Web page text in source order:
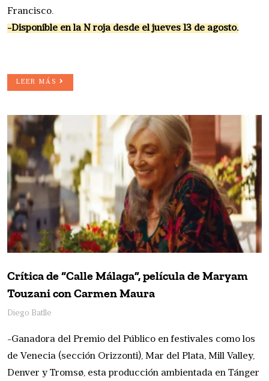
Francisco.
-Disponible en la N roja desde el jueves 13 de agosto.
LEER MÁS
Crítica de “Calle Málaga”, película de Maryam
Touzani con Carmen Maura
Diego Batlle
-Ganadora del Premio del Público en festivales como los
de Venecia (sección Orizzonti), Mar del Plata, Mill Valley,
Denver y Tromsø, esta producción ambientada en Tánger